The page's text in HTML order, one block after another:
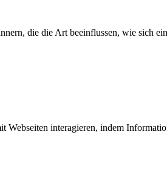
die die Art beeinflussen, wie sich
Webseiten interagieren, indem